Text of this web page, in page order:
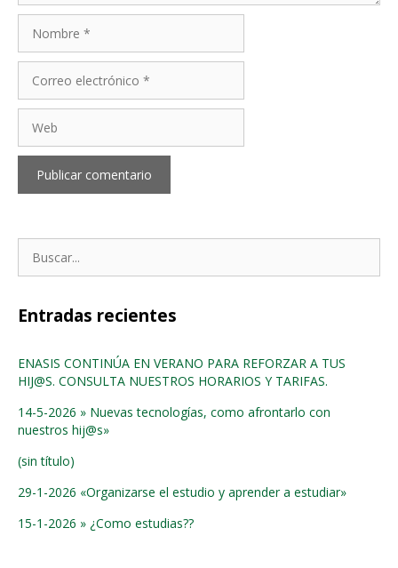
electrónico
Entradas recientes
ENASIS CONTINÚA EN VERANO PARA REFORZAR A TUS
HIJ@S. CONSULTA NUESTROS HORARIOS Y TARIFAS.
14-5-2026 » Nuevas tecnologías, como afrontarlo con
nuestros hij@s»
(sin título)
29-1-2026 «Organizarse el estudio y aprender a estudiar»
15-1-2026 » ¿Como estudias??